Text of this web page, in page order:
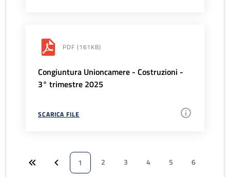
PDF (161KB)
Congiuntura Unioncamere - Costruzioni -
3° trimestre 2025
SCARICA FILE
1 2 3 4 5
6